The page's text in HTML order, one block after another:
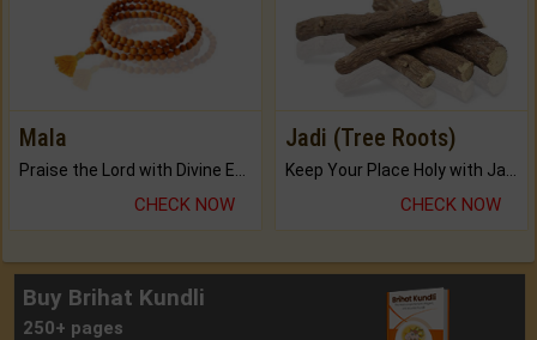
Mala
CHECK NOW
Jadi (Tree Roots)
CHECK NOW
Buy Brihat Kundli
250+ pages